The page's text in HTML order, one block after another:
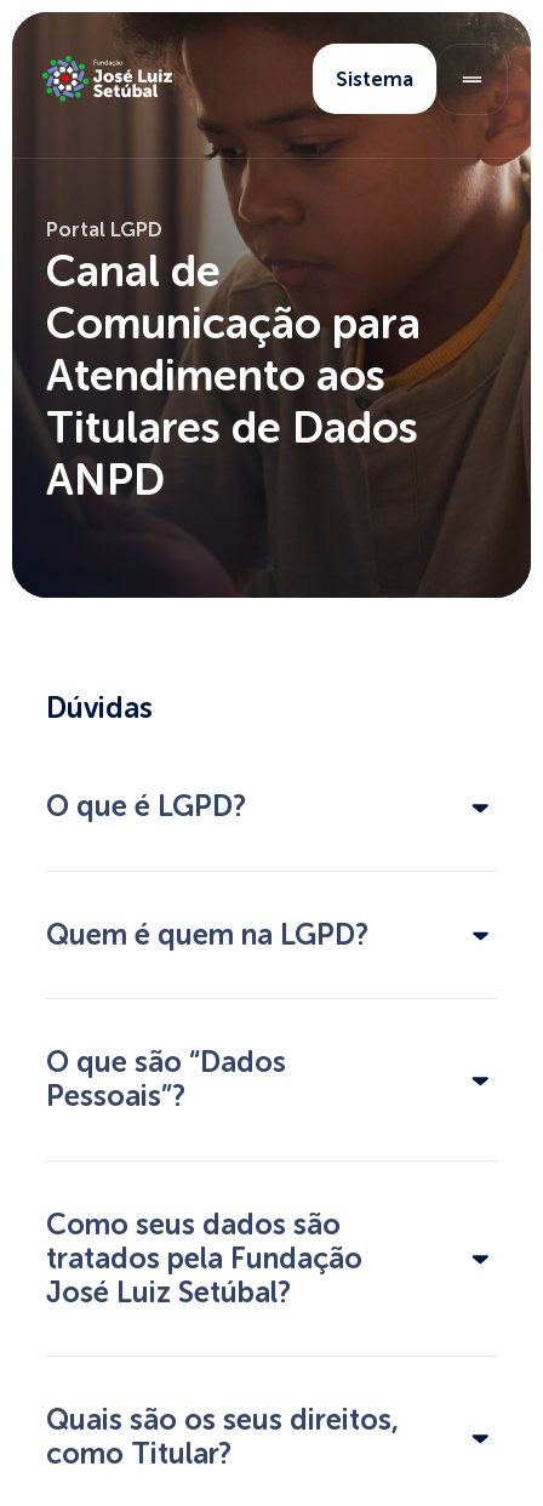
Sistema
Portal LGPD
Canal de
Comunicação para
Atendimento aos
Titulares de Dados
ANPD
Dúvidas
O que é LGPD?
Quem é quem na LGPD?
O que são “Dados
Pessoais”?
Como seus dados são
tratados pela Fundação
José Luiz Setúbal?
Quais são os seus direitos,
como Titular?